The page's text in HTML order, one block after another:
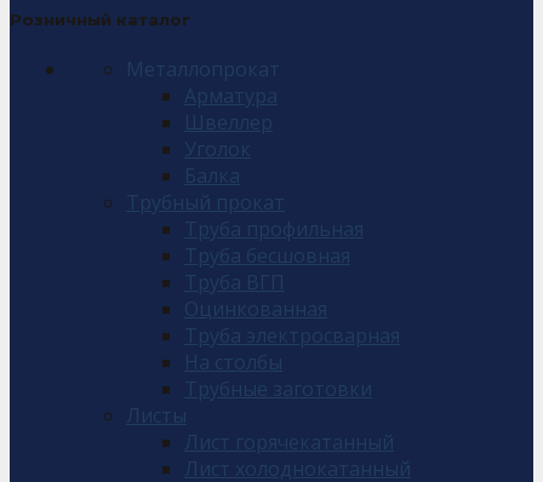
Розничный каталог
Металлопрокат
Арматура
Швеллер
Уголок
Балка
Трубный прокат
Труба профильная
Труба бесшовная
Труба ВГП
Оцинкованная
Труба электросварная
На столбы
Трубные заготовки
Листы
Лист горячекатанный
Лист холоднокатанный